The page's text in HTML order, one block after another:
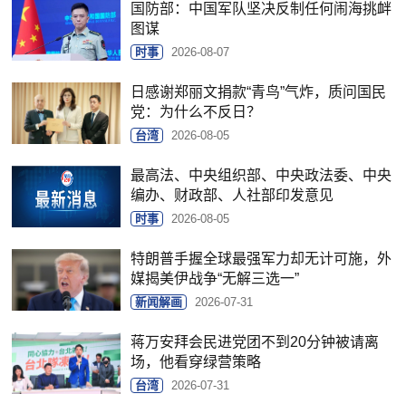
国防部：中国军队坚决反制任何闹海挑衅
图谋
时事 2026-08-07
日感谢郑丽文捐款“青鸟”气炸，质问国民
党：为什么不反日？
台湾 2026-08-05
最高法、中央组织部、中央政法委、中央
编办、财政部、人社部印发意见
时事 2026-08-05
特朗普手握全球最强军力却无计可施，外
媒揭美伊战争“无解三选一”
新闻解画 2026-07-31
蒋万安拜会民进党团不到20分钟被请离
场，他看穿绿营策略
台湾 2026-07-31